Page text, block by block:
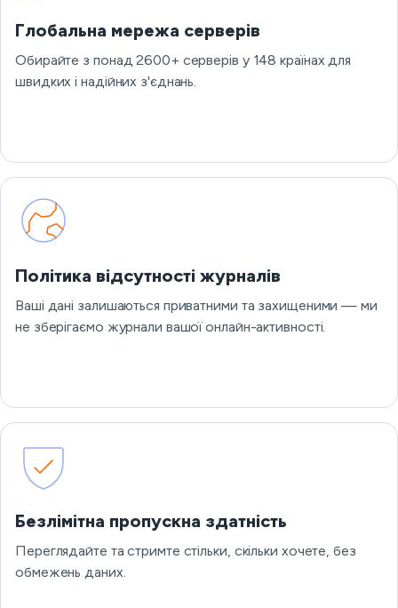
Глобальна мережа серверів
Обирайте з понад 2600+ серверів у 148 країнах для
швидких і надійних з'єднань.
Політика відсутності журналів
Ваші дані залишаються приватними та захищеними — ми
не зберігаємо журнали вашої онлайн-активності.
Безлімітна пропускна здатність
Переглядайте та стримте стільки, скільки хочете, без
обмежень даних.